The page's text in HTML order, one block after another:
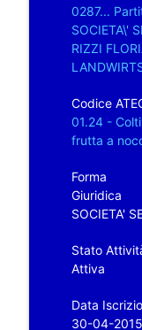
0287...
SOCIETA\'
RIZZI
Codice
01.24 -
frutta a
Forma
Giuridica
SOCIETA'
Stato
Attiva
Data
30-04-2015